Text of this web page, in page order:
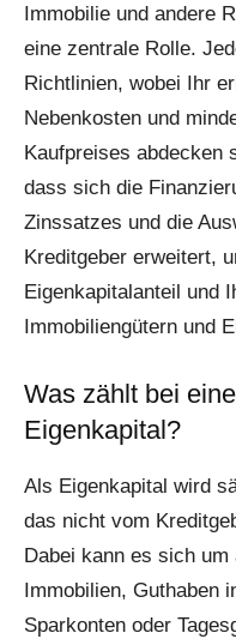
Immobilie und andere
eine zentrale Rolle.
Richtlinien, wobei Ihr
Nebenkosten und
Kaufpreises abdecken
dass sich die
Zinssatzes und die
Kreditgeber erweitert,
Eigenkapitalanteil und
Immobiliengütern und
Was zählt bei
Eigenkapital?
Als Eigenkapital wird
das nicht vom
Dabei kann es sich
Immobilien, Guthaben
Sparkonten oder